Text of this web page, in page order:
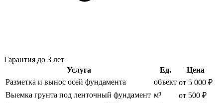
Гарантия до 3 лет
Услуга
Ед.
Цена
Разметка и вынос осей фундамента
объект от 5 000 ₽
Выемка грунта под ленточный фундамент м³
от 500 ₽